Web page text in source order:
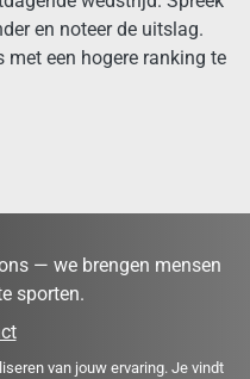
en noteer de uitslag.
een hogere ranking te
— we brengen mensen
sporten.
van jouw ervaring. Je vindt